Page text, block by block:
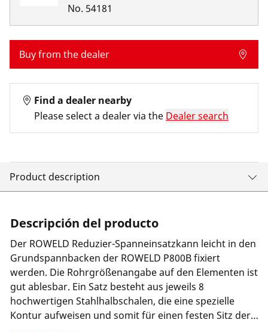
No. 54181
Buy from the dealer
Find a dealer nearby
Please select a dealer via the Dealer search
Product description
Descripción del producto
Der ROWELD Reduzier-Spanneinsatzkann leicht in den
Grundspannbacken der ROWELD P800B fixiert
werden. Die Rohrgrößenangabe auf den Elementen ist
gut ablesbar. Ein Satz besteht aus jeweils 8
hochwertigen Stahlhalbschalen, die eine spezielle
Kontur aufweisen und somit für einen festen Sitz der